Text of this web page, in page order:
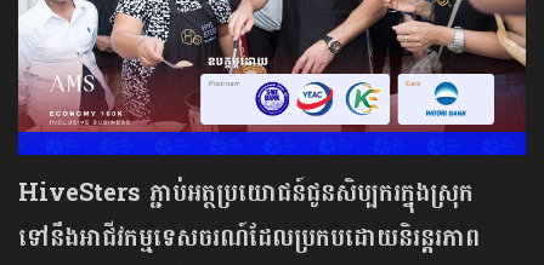
HiveSters ភ្ជាប់អត្ថប្រយោជន៍ជូនសិប្បករក្នុងស្រុក
ទៅនឹងអាជីវកម្មទេសចរណ៍ដែលប្រកបដោយនិរន្តរភាព